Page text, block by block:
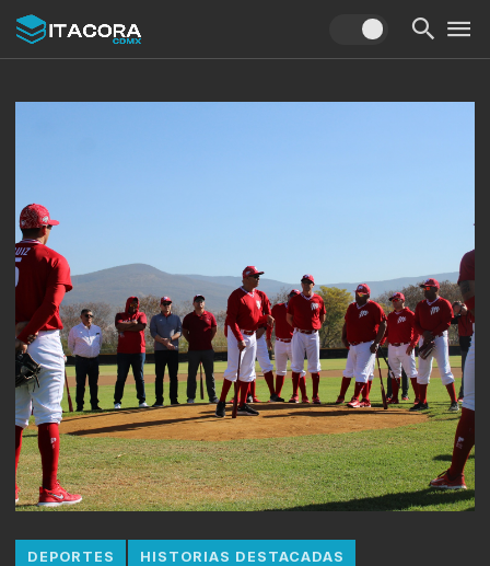
DEPORTES HISTORIAS DESTACADAS